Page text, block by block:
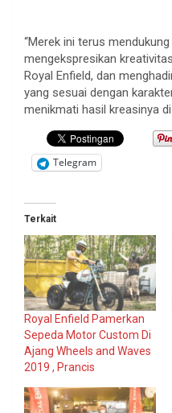
“Merek ini terus
mengekspresikan
Royal Enfield, dan
yang sesuai dengan
menikmati hasil kreasinya
Telegram
Terkait
Royal Enfield Pamerkan
Sepeda Motor Custom Di
Ajang Wheels and Waves
2019 , Prancis